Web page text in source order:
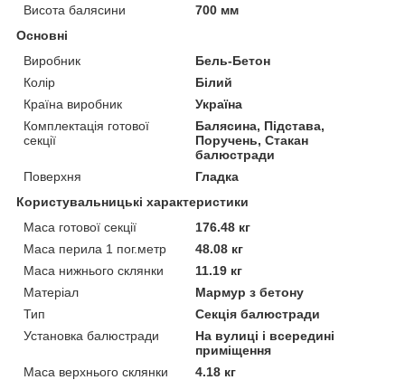
Висота балясини
700 мм
Основні
Виробник
Бель-Бетон
Колір
Білий
Країна виробник
Україна
Комплектація готової
секції
Балясина, Підстава,
Поручень, Стакан
балюстради
Поверхня
Гладка
Користувальницькі характеристики
Маса готової секції
176.48 кг
Маса перила 1 пог.метр
48.08 кг
Маса нижнього склянки
11.19 кг
Матеріал
Мармур з бетону
Тип
Секція балюстради
Установка балюстради
На вулиці і всередині
приміщення
Маса верхнього склянки
4.18 кг